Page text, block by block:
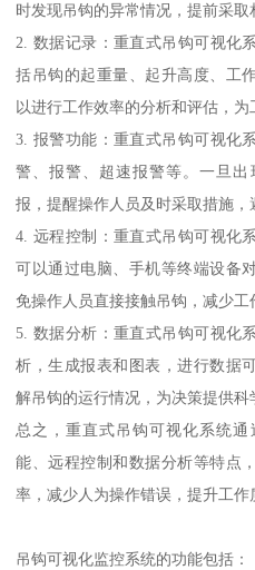
时发现吊钩的异常情况，提前采取
2. 数据记录：重直式吊钩可视化
括吊钩的起重量、起升高度、工
以进行工作效率的分析和评估，为
3. 报警功能：重直式吊钩可视化
警、报警、超速报警等。一旦
报，提醒操作人员及时采取措施，
4. 远程控制：重直式吊钩可视化
可以通过电脑、手机等终端设备
免操作人员直接接触吊钩，减少工
5. 数据分析：重直式吊钩可视化
析，生成报表和图表，进行数据
解吊钩的运行情况，为决策提供科
总之，重直式吊钩可视化系统
能、远程控制和数据分析等特点
率，减少人为操作错误，提升工作
吊钩可视化监控系统的功能包括：